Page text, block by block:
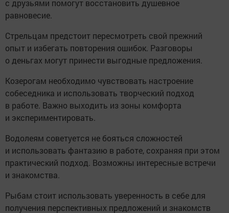
с друзьями помогут восстановить душевное
равновесие.
Стрельцам предстоит пересмотреть свой прежний
опыт и избегать повторения ошибок. Разговоры
о деньгах могут принести выгодные предложения.
Козерогам необходимо чувствовать настроение
собеседника и использовать творческий подход
в работе. Важно выходить из зоны комфорта
и экспериментировать.
Водолеям советуется не бояться сложностей
и использовать фантазию в работе, сохраняя при этом
практический подход. Возможны интересные встречи
и знакомства.
Рыбам стоит использовать уверенность в себе для
получения перспективных предложений и знакомств